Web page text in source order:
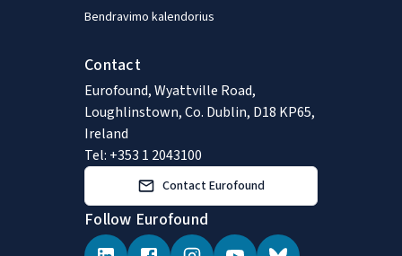
Bendravimo kalendorius
Contact
Eurofound, Wyattville Road,
Loughlinstown, Co. Dublin, D18 KP65,
Ireland
Tel: +353 1 2043100
Contact Eurofound
Follow Eurofound